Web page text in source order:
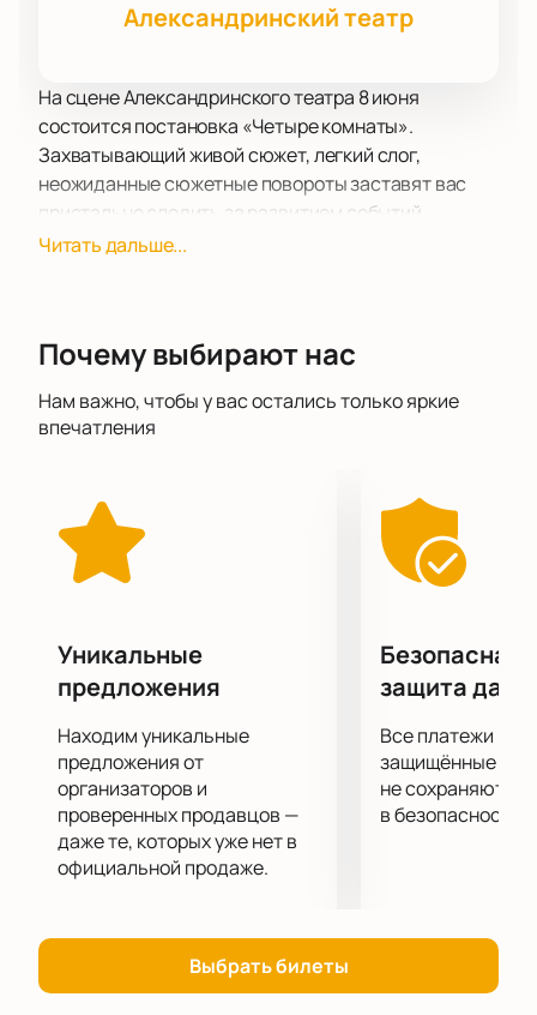
Александринский театр
На сцене Александринского театра 8 июня
состоится постановка «Четыре комнаты».
Захватывающий живой сюжет, легкий слог,
неожиданные сюжетные повороты заставят вас
пристально следить за развитием событий,
позабыв обо всем на свете.
повседневных забот и переживания. После
позитива и положительных эмоций.
Работу режиссера и актерской труппы высоко
Не упустите возможности составить о спектакле
«Четыре комнаты» собственное мнение!
Читать дальше...
Почему выбирают нас
Нам важно, чтобы у вас остались только яркие
впечатления
Уникальные
предложения
Находим уникальные
предложения от
организаторов и
проверенных продавцов —
даже те, которых уже нет в
официальной продаже.
Безопасная
защита
Все платежи
защищённые
не сохраняются
в безопасности.
Выбрать билеты